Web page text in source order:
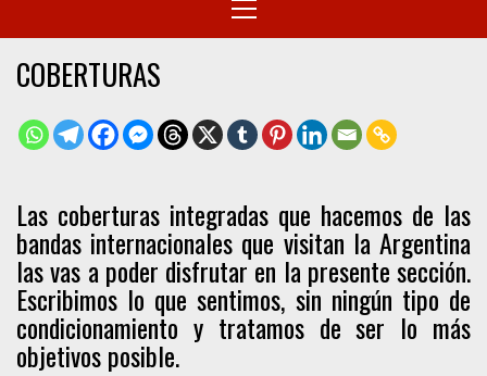
Menu
COBERTURAS
Las coberturas integradas que hacemos de las
bandas internacionales que visitan la Argentina
las vas a poder disfrutar en la presente sección.
Escribimos lo que sentimos, sin ningún tipo de
condicionamiento y tratamos de ser lo más
objetivos posible.